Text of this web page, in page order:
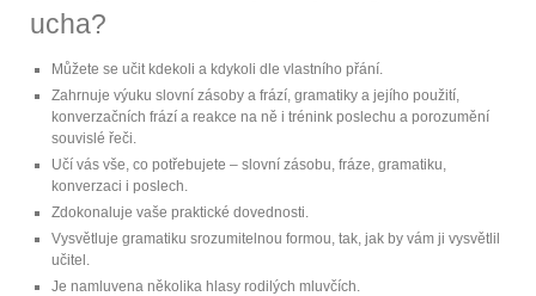
ucha?
Můžete se učit kdekoli a kdykoli dle vlastního přání.
Zahrnuje výuku slovní zásoby a frází, gramatiky a jejího použití,
konverzačních frází a reakce na ně i trénink poslechu a porozumění
souvislé řeči.
Učí vás vše, co potřebujete – slovní zásobu, fráze, gramatiku,
konverzaci i poslech.
Zdokonaluje vaše praktické dovednosti.
Vysvětluje gramatiku srozumitelnou formou, tak, jak by vám ji vysvětlil
učitel.
Je namluvena několika hlasy rodilých mluvčích.